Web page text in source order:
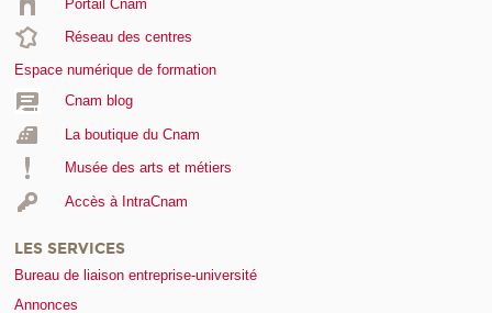
Portail Cnam
Réseau des centres
Espace numérique de formation
Cnam blog
La boutique du Cnam
Musée des arts et métiers
Accès à IntraCnam
LES SERVICES
Bureau de liaison entreprise-université
Annonces